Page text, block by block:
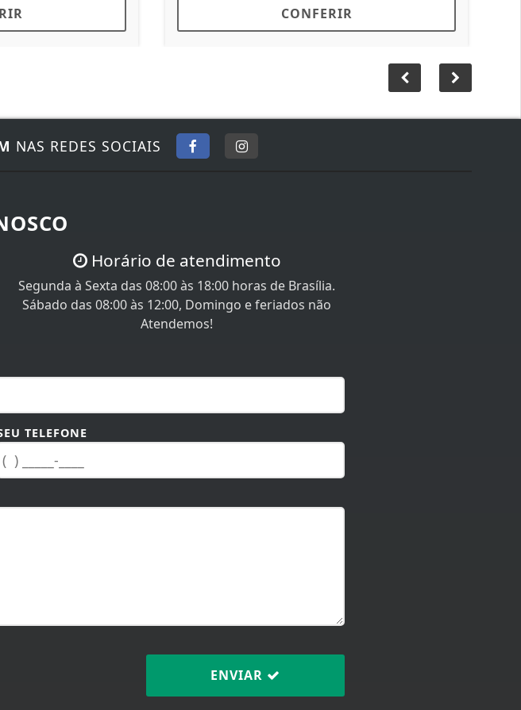
NAS REDES SOCIAIS
Horário de atendimento
Segunda à Sexta das 08:00 às 18:00 horas de Brasília.
Sábado das 08:00 às 12:00, Domingo e feriados não
Atendemos!
TELEFONE
ENVIAR